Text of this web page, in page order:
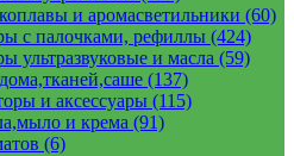
и аромасветильники (60)
с палочками, рефиллы (424)
ультразвуковые и масла (59)
(137)
и аксессуары (115)
и крема (91)
(6)